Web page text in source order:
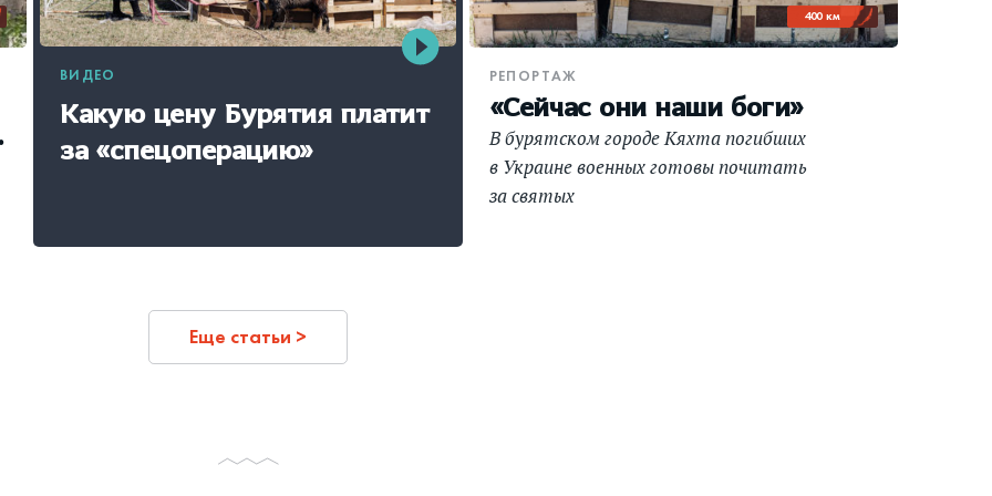
ВИДЕО
Какую цену Бурятия платит
за «спецоперацию»
400 км
РЕПОРТАЖ
«Сейчас они наши боги»
В бурятском городе Кяхта погибших
в Украине военных готовы почитать
за святых
Еще статьи >